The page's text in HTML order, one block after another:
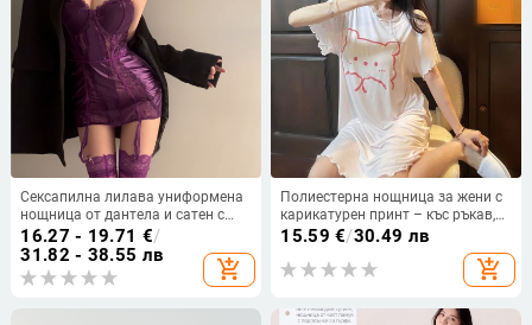
Сексапилна лилава униформена
нощница от дантела и сатен с
push-up ефект, бельо за спане,
висок клас
16.27 - 19.71 €/
31.82 - 38.55 лв
add_shopping_cart
Полиестерна нощница за жени с
карикатурен принт – къс ръкав,
кръгло деколте, свободна кройка
за лятно домашно облекло
15.59 €/30.49 лв
add_shopping_cart